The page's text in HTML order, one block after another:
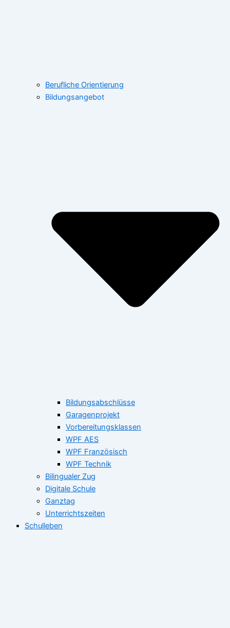
Berufliche Orientierung
Bildungsangebot
Bildungsabschlüsse
Garagenprojekt
Vorbereitungsklassen
WPF AES
WPF Französisch
WPF Technik
Bilingualer Zug
Digitale Schule
Ganztag
Unterrichtszeiten
Schulleben